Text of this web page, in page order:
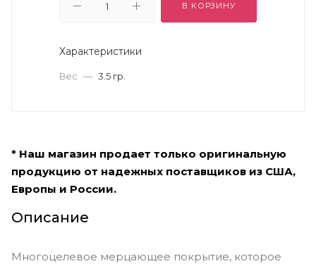
В КОРЗИНУ
Характеристики
Вес — 3.5 гр.
* Наш магазин продает только оригинальную
продукцию от надежных поставщиков из США,
Европы и России.
Описание
Многоцелевое мерцающее покрытие, которое